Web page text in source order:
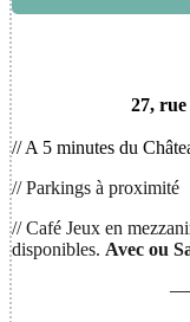
27, rue
// A 5 minutes du
// Parkings à proximité
// Café Jeux en
disponibles. Avec ou